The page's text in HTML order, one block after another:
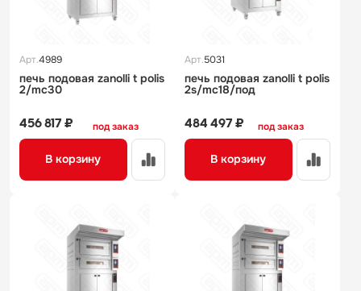
Арт.4989
печь подовая zanolli t polis
2/mc30
под заказ
456 817 ₽
В корзину
Арт.5031
печь подовая zanolli t polis
2s/mc18/под
под заказ
484 497 ₽
В корзину